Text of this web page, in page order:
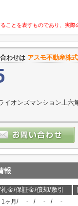
とを表すものであり、実際
わせは アスモ不動産株
オンズマンション上六
報
金/保証金/償却/敷引
1ヶ月 / - / - / -